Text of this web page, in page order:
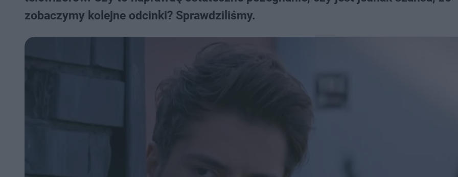
zobaczymy kolejne odcinki? Sprawdziliśmy.